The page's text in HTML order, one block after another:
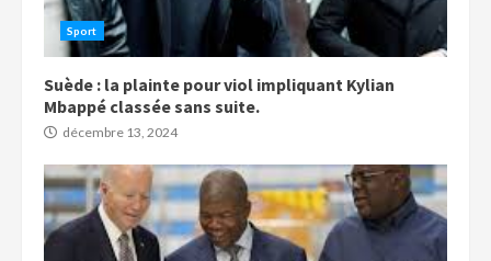
Sport
Suède : la plainte pour viol impliquant Kylian
Mbappé classée sans suite.
décembre 13, 2024